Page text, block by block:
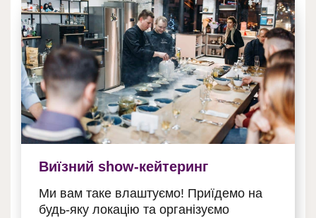
Виїзний show-кейтеринг
Ми вам таке влаштуємо! Приїдемо на
будь-яку локацію та організуємо